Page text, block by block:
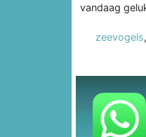
vandaag
zeevogels,